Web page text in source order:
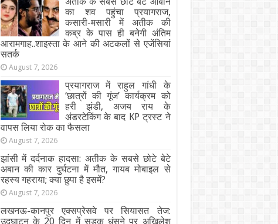
का शव पहुंचा प्रयागराज,
कसारी-मसारी में अतीक की
कब्र के पास ही बनेगी अंतिम
आरामगाह..शाइस्ता के आने की अटकलों से एजेंसियां
सतर्क
August 7, 2026
प्रयागराज में राहुल गांधी के
‘छात्रों की गूंज’ कार्यक्रम को
हरी झंडी, अजय राय के
अंडरटेकिंग के बाद KP ट्रस्ट ने
वापस लिया रोक का फैसला
August 7, 2026
झांसी में दर्दनाक हादसा: अतीक के सबसे छोटे बेटे
अबान की कार दुर्घटना में मौत, गायब मोबाइल से
रहस्य गहराया; क्या छुपा है इसमें?
August 7, 2026
लखनऊ-कानपुर एक्सप्रेसवे पर सियासत तेज:
उद्घाटन के 20 दिन में सड़क धंसने पर अखिलेश